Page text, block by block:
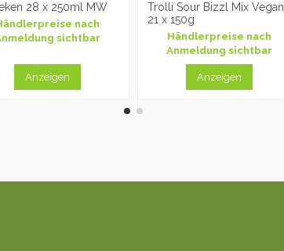
28 x 250ml MW
nach
sichtbar
Anzeigen
Trolli Sour Bizzl Mix Vegan
21 x 150g
Händlerpreise nach
Anmeldung sichtbar
Anzeigen